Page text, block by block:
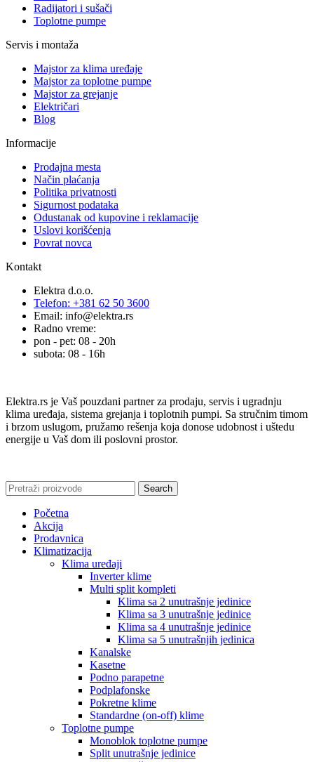
Radijatori i sušači
Toplotne pumpe
Servis i montaža
Majstor za klima uređaje
Majstor za toplotne pumpe
Majstor za grejanje
Električari
Blog
Informacije
Prodajna mesta
Način plaćanja
Politika privatnosti
Sigurnost podataka
Odustanak od kupovine i reklamacije
Uslovi korišćenja
Povrat novca
Kontakt
Elektra d.o.o.
Telefon: +381 62 50 3600
Email: info@elektra.rs
Radno vreme:
pon - pet: 08 - 20h
subota: 08 - 16h
Elektra.rs je Vaš pouzdani partner za prodaju, servis i ugradnju
klima uređaja, sistema grejanja i toplotnih pumpi. Sa stručnim timom
i brzom uslugom, pružamo rešenja koja donose udobnost i uštedu
energije u Vaš dom ili poslovni prostor.
Search
Početna
Akcija
Prodavnica
Klimatizacija
Klima uređaji
Inverter klime
Multi split kompleti
Klima sa 2 unutrašnje jedinice
Klima sa 3 unutrašnje jedinice
Klima sa 4 unutrašnje jedinice
Klima sa 5 unutrašnjih jedinica
Kanalske
Kasetne
Podno parapetne
Podplafonske
Pokretne klime
Standardne (on-off) klime
Toplotne pumpe
Monoblok toplotne pumpe
Split unutrašnje jedinice